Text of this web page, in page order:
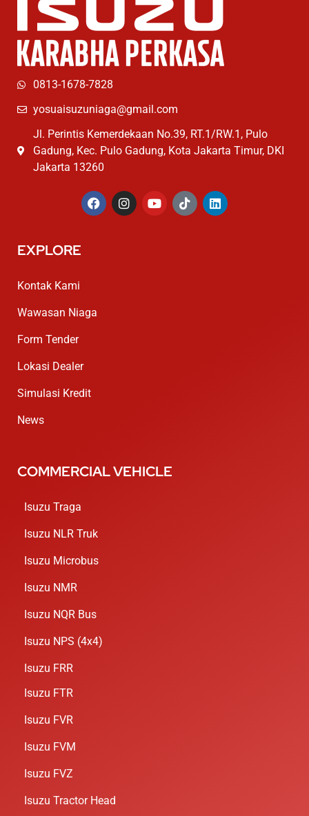
0813-1678-7828
yosuaisuzuniaga@gmail.com
Jl. Perintis Kemerdekaan No.39, RT.1/RW.1, Pulo
Gadung, Kec. Pulo Gadung, Kota Jakarta Timur, DKI
Jakarta 13260
EXPLORE
Kontak Kami
Wawasan Niaga
Form Tender
Lokasi Dealer
Simulasi Kredit
News
COMMERCIAL VEHICLE
Isuzu Traga
Isuzu NLR Truk
Isuzu Microbus
Isuzu NMR
Isuzu NQR Bus
Isuzu NPS (4x4)
Isuzu FRR
Isuzu FTR
Isuzu FVR
Isuzu FVM
Isuzu FVZ
Isuzu Tractor Head